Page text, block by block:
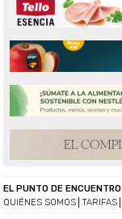
QUIÉNES SOMOS TARIFAS
EL PUNTO DE ENCUENTRO